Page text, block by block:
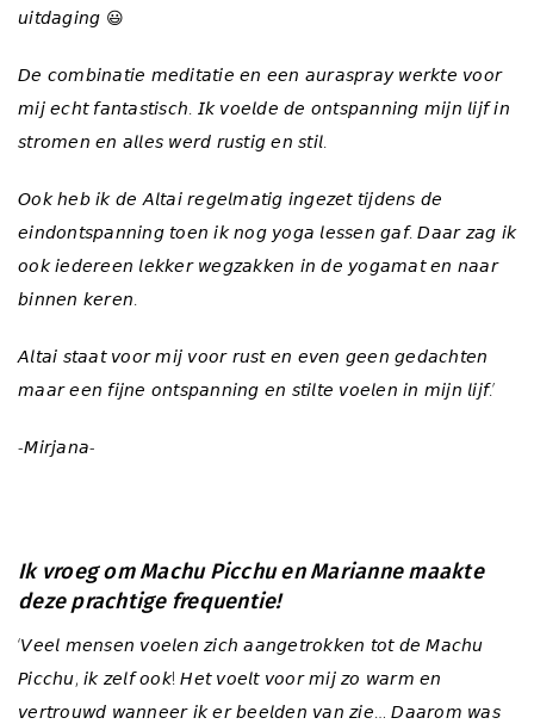
𝘶𝘪𝘵𝘥𝘢𝘨𝘪𝘯𝘨 😃
𝘋𝘦 𝘤𝘰𝘮𝘣𝘪𝘯𝘢𝘵𝘪𝘦 𝘮𝘦𝘥𝘪𝘵𝘢𝘵𝘪𝘦 𝘦𝘯 𝘦𝘦𝘯 𝘢𝘶𝘳𝘢𝘴𝘱𝘳𝘢𝘺 𝘸𝘦𝘳𝘬𝘵𝘦 𝘷𝘰𝘰𝘳
𝘮𝘪𝘫 𝘦𝘤𝘩𝘵 𝘧𝘢𝘯𝘵𝘢𝘴𝘵𝘪𝘴𝘤𝘩. 𝘐𝘬 𝘷𝘰𝘦𝘭𝘥𝘦 𝘥𝘦 𝘰𝘯𝘵𝘴𝘱𝘢𝘯𝘯𝘪𝘯𝘨 𝘮𝘪𝘫𝘯 𝘭𝘪𝘫𝘧 𝘪𝘯
𝘴𝘵𝘳𝘰𝘮𝘦𝘯 𝘦𝘯 𝘢𝘭𝘭𝘦𝘴 𝘸𝘦𝘳𝘥 𝘳𝘶𝘴𝘵𝘪𝘨 𝘦𝘯 𝘴𝘵𝘪𝘭.
𝘖𝘰𝘬 𝘩𝘦𝘣 𝘪𝘬 𝘥𝘦 𝘈𝘭𝘵𝘢𝘪 𝘳𝘦𝘨𝘦𝘭𝘮𝘢𝘵𝘪𝘨 𝘪𝘯𝘨𝘦𝘻𝘦𝘵 𝘵𝘪𝘫𝘥𝘦𝘯𝘴 𝘥𝘦
𝘦𝘪𝘯𝘥𝘰𝘯𝘵𝘴𝘱𝘢𝘯𝘯𝘪𝘯𝘨 𝘵𝘰𝘦𝘯 𝘪𝘬 𝘯𝘰𝘨 𝘺𝘰𝘨𝘢 𝘭𝘦𝘴𝘴𝘦𝘯 𝘨𝘢𝘧. 𝘋𝘢𝘢𝘳 𝘻𝘢𝘨 𝘪𝘬
𝘰𝘰𝘬 𝘪𝘦𝘥𝘦𝘳𝘦𝘦𝘯 𝘭𝘦𝘬𝘬𝘦𝘳 𝘸𝘦𝘨𝘻𝘢𝘬𝘬𝘦𝘯 𝘪𝘯 𝘥𝘦 𝘺𝘰𝘨𝘢𝘮𝘢𝘵 𝘦𝘯 𝘯𝘢𝘢𝘳
𝘣𝘪𝘯𝘯𝘦𝘯 𝘬𝘦𝘳𝘦𝘯.
𝘈𝘭𝘵𝘢𝘪 𝘴𝘵𝘢𝘢𝘵 𝘷𝘰𝘰𝘳 𝘮𝘪𝘫 𝘷𝘰𝘰𝘳 𝘳𝘶𝘴𝘵 𝘦𝘯 𝘦𝘷𝘦𝘯 𝘨𝘦𝘦𝘯 𝘨𝘦𝘥𝘢𝘤𝘩𝘵𝘦𝘯
𝘮𝘢𝘢𝘳 𝘦𝘦𝘯 𝘧𝘪𝘫𝘯𝘦 𝘰𝘯𝘵𝘴𝘱𝘢𝘯𝘯𝘪𝘯𝘨 𝘦𝘯 𝘴𝘵𝘪𝘭𝘵𝘦 𝘷𝘰𝘦𝘭𝘦𝘯 𝘪𝘯 𝘮𝘪𝘫𝘯 𝘭𝘪𝘫𝘧.’
-𝘔𝘪𝘳𝘫𝘢𝘯𝘢-
Ik vroeg om Machu Picchu en Marianne maakte
deze prachtige frequentie!
‘𝘝𝘦𝘦𝘭 𝘮𝘦𝘯𝘴𝘦𝘯 𝘷𝘰𝘦𝘭𝘦𝘯 𝘻𝘪𝘤𝘩 𝘢𝘢𝘯𝘨𝘦𝘵𝘳𝘰𝘬𝘬𝘦𝘯 𝘵𝘰𝘵 𝘥𝘦 𝘔𝘢𝘤𝘩𝘶
𝘗𝘪𝘤𝘤𝘩𝘶, 𝘪𝘬 𝘻𝘦𝘭𝘧 𝘰𝘰𝘬! 𝘏𝘦𝘵 𝘷𝘰𝘦𝘭𝘵 𝘷𝘰𝘰𝘳 𝘮𝘪𝘫 𝘻𝘰 𝘸𝘢𝘳𝘮 𝘦𝘯
𝘷𝘦𝘳𝘵𝘳𝘰𝘶𝘸𝘥 𝘸𝘢𝘯𝘯𝘦𝘦𝘳 𝘪𝘬 𝘦𝘳 𝘣𝘦𝘦𝘭𝘥𝘦𝘯 𝘷𝘢𝘯 𝘻𝘪𝘦… 𝘋𝘢𝘢𝘳𝘰𝘮 𝘸𝘢𝘴